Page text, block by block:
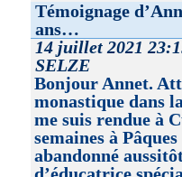
Témoignage
ans…
14 juillet 2021
SELZE
Bonjour Annet.
monastique dans
me suis rendue à
semaines à
abandonné